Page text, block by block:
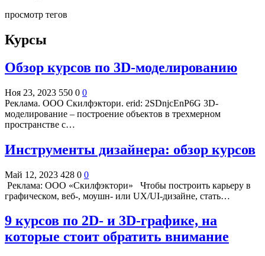
просмотр тегов
Курсы
Обзор курсов по 3D-моделированию
Ноя 23, 2023 550 0 0
Реклама. ООО Скилфэктори. erid: 2SDnjcEnP6G 3D-
моделирование – построение объектов в трехмерном
пространстве с…
Инструменты дизайнера: обзор курсов
Май 12, 2023 428 0 0
Реклама: ООО «Скилфэктори» Чтобы построить карьеру в
графическом, веб-, моушн- или UX/UI-дизайне, стать…
9 курсов по 2D- и 3D-графике, на
которые стоит обратить внимание